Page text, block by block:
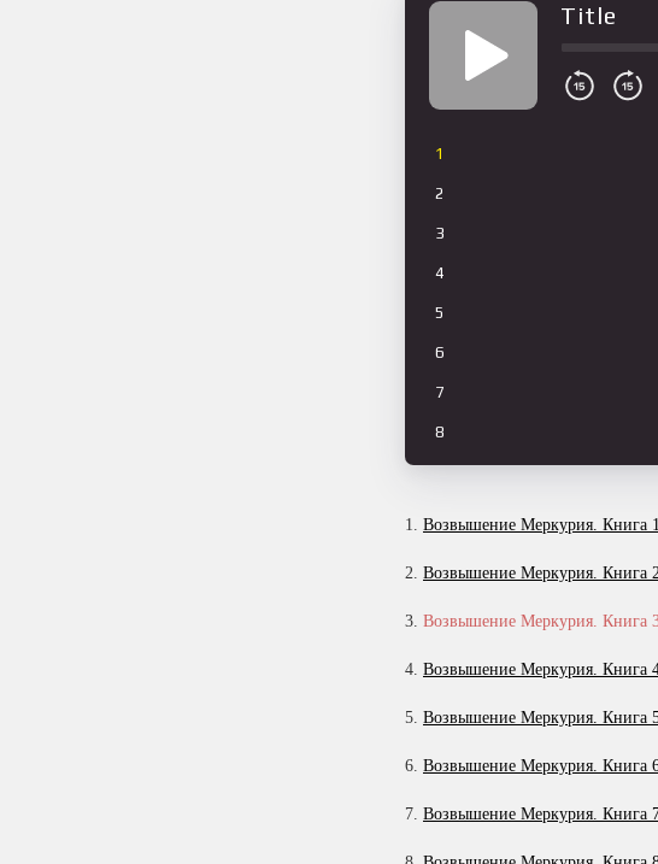
Title
1
2
3
4
5
6
7
8
13
14
15
1. Возвышение Меркурия. Книга 1
2. Возвышение Меркурия. Книга
3. Возвышение Меркурия. Книга
4. Возвышение Меркурия. Книга
5. Возвышение Меркурия. Книга
6. Возвышение Меркурия. Книга
7. Возвышение Меркурия. Книга